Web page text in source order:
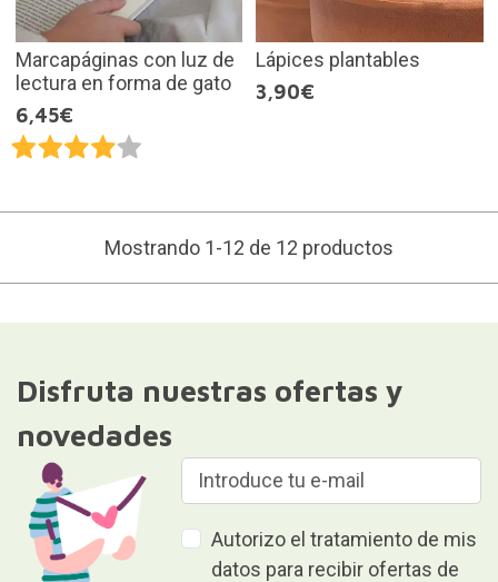
Marcapáginas con luz de
lectura en forma de gato
6,45€
Lápices plantables
3,90€
Mostrando 1-12 de 12 productos
Disfruta nuestras ofertas y
novedades
Autorizo el tratamiento de mis
datos para recibir ofertas de